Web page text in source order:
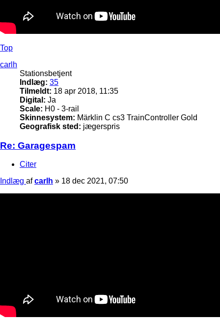
Top
carlh
Stationsbetjent
Indlæg: 35
Tilmeldt: 18 apr 2018, 11:35
Digital: Ja
Scale: H0 - 3-rail
Skinnesystem: Märklin C cs3 TrainController Gold
Geografisk sted: jægerspris
Re: Garagespam
Citer
Indlæg afcarlh » 18 dec 2021, 07:50